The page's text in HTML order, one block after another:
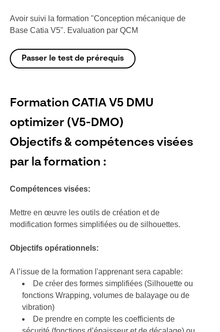
Avoir suivi la formation "Conception mécanique de
Base Catia V5". Evaluation par QCM
Passer le test de prérequis
Formation CATIA V5 DMU
optimizer (V5-DMO)
Objectifs & compétences visées
par la formation :
Compétences visées:
Mettre en œuvre les outils de création et de
modification formes simplifiées ou de silhouettes.
Objectifs opérationnels:
A l’issue de la formation l'apprenant sera capable:
De créer des formes simplifiées (Silhouette ou
fonctions Wrapping, volumes de balayage ou de
vibration)
De prendre en compte les coefficients de